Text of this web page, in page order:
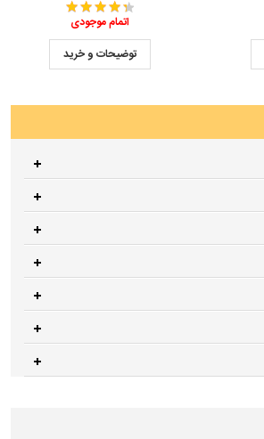
اتمام موجودی
توضیحات و خرید